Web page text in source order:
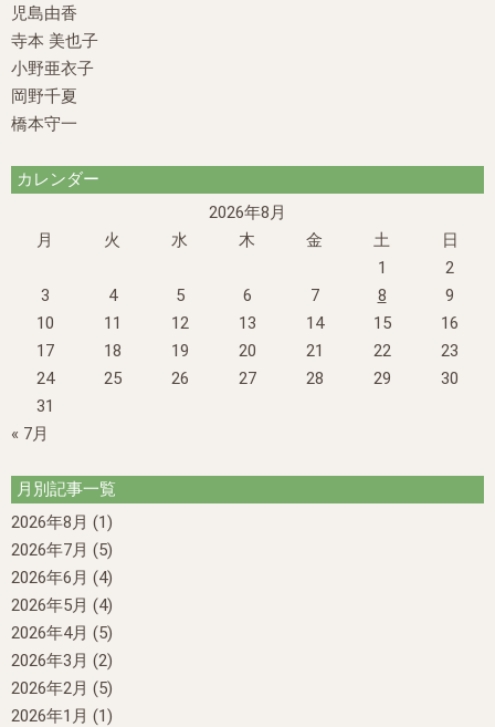
児島由香
寺本 美也子
小野亜衣子
岡野千夏
橋本守一
カレンダー
2026年8月
月
火 水 木 金 土
日
1
2
3
4 5 6 7 8
9
10
11 12 13 14 15
16
17
18 19 20 21 22
23
24
25 26 27 28 29
30
31
« 7月
月別記事一覧
2026年8月 (1)
2026年7月 (5)
2026年6月 (4)
2026年5月 (4)
2026年4月 (5)
2026年3月 (2)
2026年2月 (5)
2026年1月 (1)